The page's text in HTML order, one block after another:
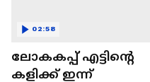
ലോകകപ്പ് എട്ടിന്റെ
കളിക്ക് ഇന്ന്
02:58